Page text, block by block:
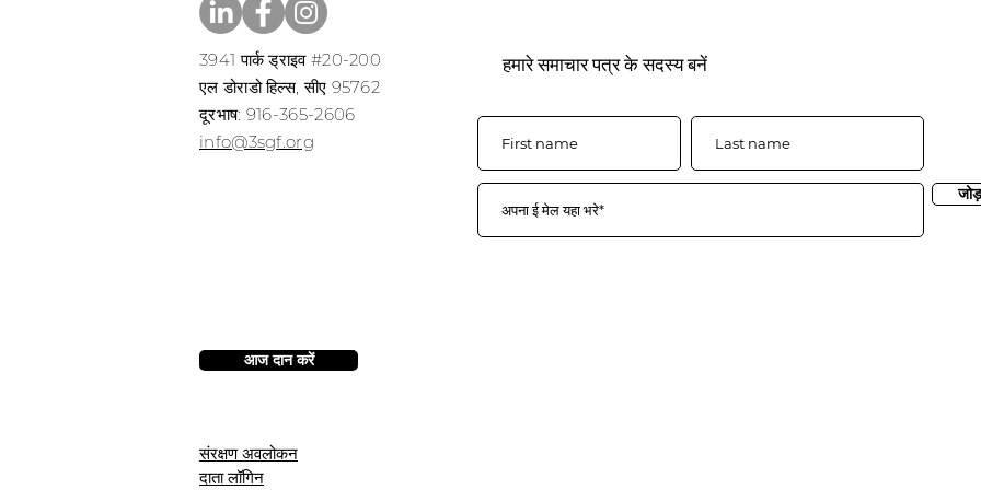
3941 पार्क ड्राइव #20-200
एल डोराडो हिल्स, सीए 95762
​​दूरभाष: 916-365-2606
​info@3sgf.org
हमारे समाचार पत्र के सदस्य बनें
आज दान करें
संरक्षण अवलोकन
दाता लॉगिन